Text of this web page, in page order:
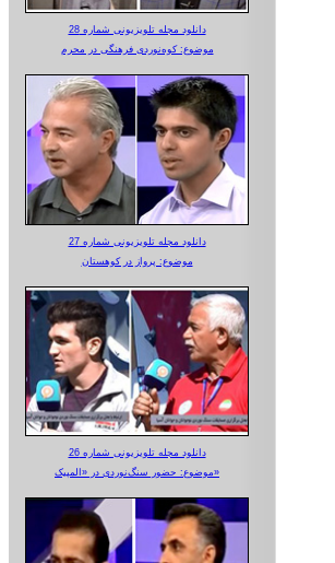
دانلود مجله تلویزیونی شماره 28
موضوع: کوه‌نوردی فرهنگی در محرم
دانلود مجله تلویزیونی شماره 27
موضوع: پرواز در کوهستان
دانلود مجله تلویزیونی شماره 26
موضوع: حضور سنگ‌نوردی در «المپیک»